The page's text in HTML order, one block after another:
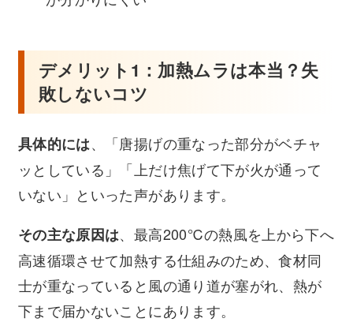
デメリット1：加熱ムラは本当？失
敗しないコツ
具体的には、「唐揚げの重なった部分がベチャ
ッとしている」「上だけ焦げて下が火が通って
いない」といった声があります。
その主な原因は、最高200℃の熱風を上から下へ
高速循環させて加熱する仕組みのため、食材同
士が重なっていると風の通り道が塞がれ、熱が
下まで届かないことにあります。